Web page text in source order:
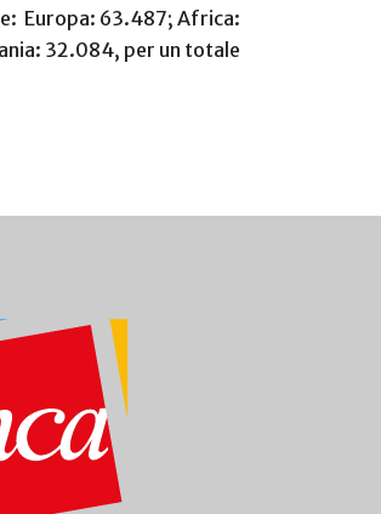
Europa: 63.487; Africa:
32.084, per un totale